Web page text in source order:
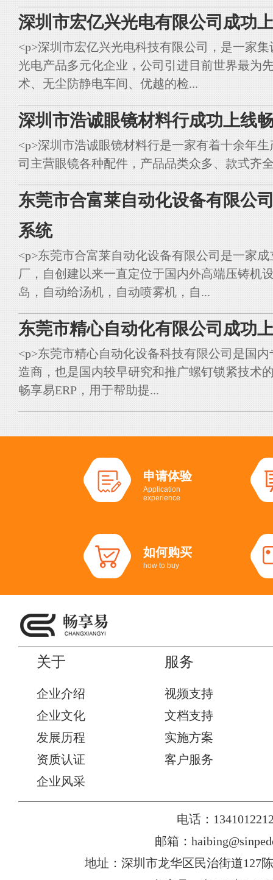
深圳市宏亿兴光电有限公司成功
<p>深圳市宏亿兴光电科技有限公司，是一家
光电产品多元化企业，公司引进目前世界最为
术、无尘防静电车间、优越的检...
深圳市浩诚眼镜材料行成功上线
<p>深圳市浩诚眼镜材料行是一家有着十余年
司主营眼镜各种配件，产品品类众多、款式齐
东莞市合富莱自动化设备有限公
系统
<p>东莞市合富莱自动化设备有限公司是一家
厂，自创建以来一直定位于国内外高端压铸机
岛，自动给汤机，自动喷雾机，自...
东莞市精心自动化有限公司成功
<p>东莞市精心自动化设备科技有限公司是国
造商，也是国内较早研究和推广螺钉锁紧技术
畅享易ERP，用于帮助提...
申请体验
Application
experience
如何购买
how to buy
关于
企业介绍
企业文化
发展历程
资质认证
企业风采
服务
视频支持
文档支持
实施方案
客户服务
电话：
邮箱：
地址：深圳市龙华区民治街道127